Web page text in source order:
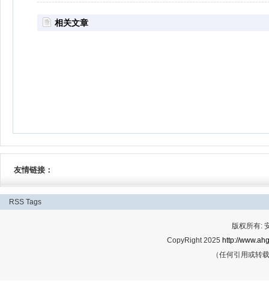
相关文章
友情链接：
RSS Tags
版权所有:
CopyRight 2025 http://
（任何引用或转